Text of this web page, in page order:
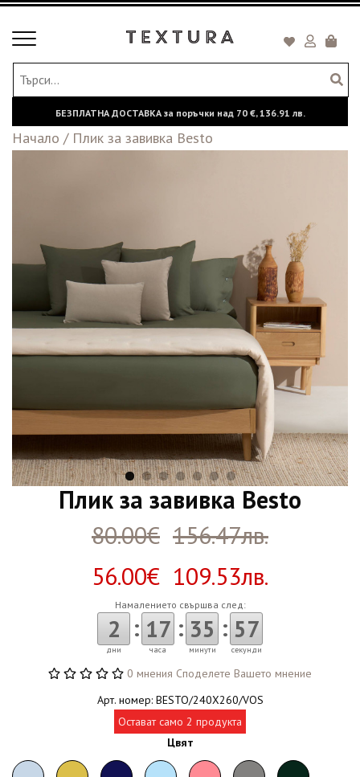
Toggle
БЕЗПЛАТНА ДОСТАВКА за поръчки над 70 €,136.91 лв.
Начало / Плик за завивка Besto
Плик за завивка Besto
80.00€ 156.47лв.
56.00€ 109.53лв.
Намалението свършва след:
2
дни
: 17
часа
: 35
минути
: 57
секунди
0 мнения Споделете Вашето мнение
Арт. номер: BESTO/240X260/VOS
Остават само 2 продукта
Цвят